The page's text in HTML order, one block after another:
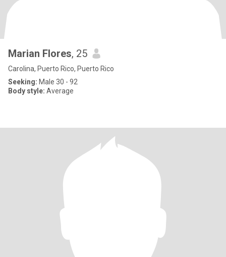
Marian Flores, 25
Carolina, Puerto Rico, Puerto Rico
Seeking: Male 30 - 92
Body style: Average